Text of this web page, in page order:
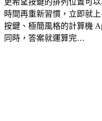
更希望按鍵的排列位置可
時間再重新習慣，立即就
按鍵、極簡風格的計算機
同時，答案就運算完…